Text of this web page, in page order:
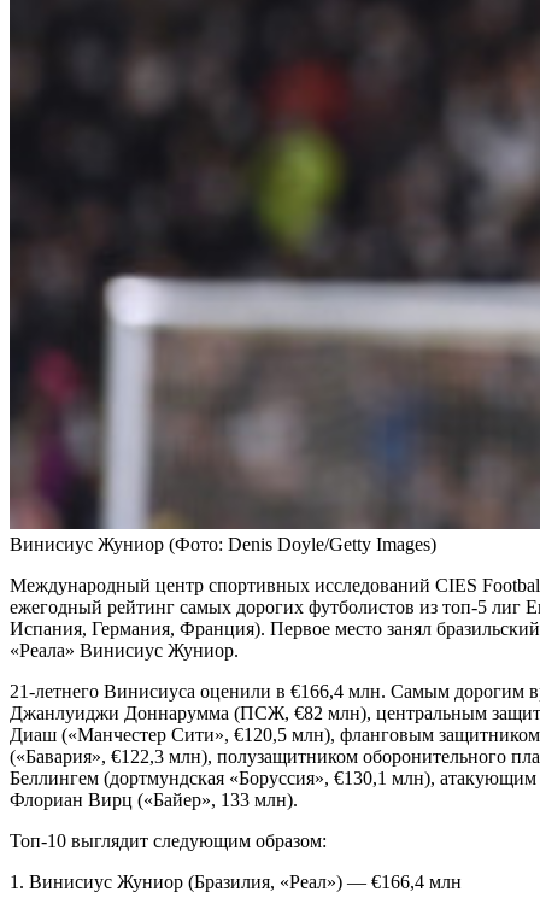
Винисиус Жуниор (Фото: Denis Doyle/Getty Images)
Международный центр спортивных исследований CIES
ежегодный рейтинг самых дорогих футболистов из топ-5 лиг
Испания, Германия, Франция). Первое место занял
«Реала» Винисиус Жуниор.
21-летнего Винисиуса оценили в €166,4 млн. Самым дорогим
Джанлуиджи Доннарумма (ПСЖ, €82 млн), центральным
Диаш («Манчестер Сити», €120,5 млн), фланговым
(«Бавария», €122,3 млн), полузащитником оборонительного
Беллингем (дортмундская «Боруссия», €130,1 млн),
Флориан Вирц («Байер», 133 млн).
Топ-10 выглядит следующим образом:
1. Винисиус Жуниор (Бразилия, «Реал») — €166,4 млн